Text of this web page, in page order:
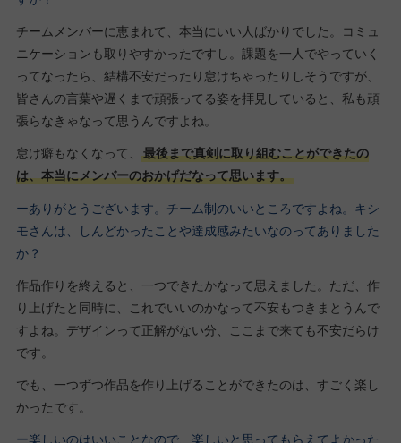
チームメンバーに恵まれて、本当にいい人ばかりでした。コミュ
ニケーションも取りやすかったですし。課題を一人でやっていく
ってなったら、結構不安だったり怠けちゃったりしそうですが、
皆さんの言葉や遅くまで頑張ってる姿を拝見していると、私も頑
張らなきゃなって思うんですよね。
怠け癖もなくなって、
最後まで真剣に取り組むことができたの
は、本当にメンバーのおかげだなって思います。
ーありがとうございます。チーム制のいいところですよね。 キ シ
モさんは、しんどかったことや達成感みたいなのってありました
か？
作品作りを終えると、一つできたかなって思えました。ただ、作
り上げたと同時に、これでいいのかなって不安もつきまとうんで
すよね。デザインって正解がない分、ここまで来ても不安だらけ
です。
でも、一つずつ作品を作り上げることができたのは、すごく楽し
かったです。
ー楽しいのはいいことなので、楽しいと思ってもらえてよかった